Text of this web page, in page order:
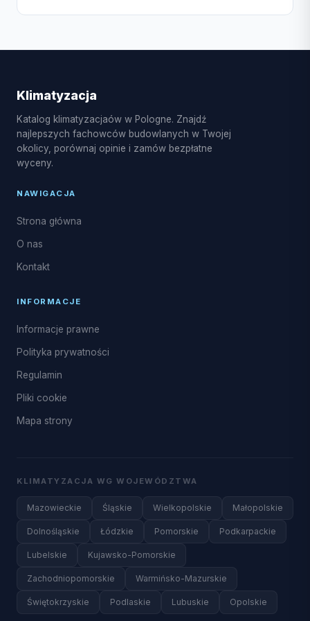
klimatyzacji split, multi-split, pompy ciepła
naprawy układu freonowego oraz uzupełnianie
czynnika R32.
Klimatyzacja
Katalog klimatyzacjaów w Pologne. Znajdź
najlepszych fachowców budowlanych w Twojej
okolicy, porównaj opinie i zamów bezpłatne
wyceny.
NAWIGACJA
Strona główna
O nas
Kontakt
INFORMACJE
Informacje prawne
Polityka prywatności
Regulamin
Pliki cookie
Mapa strony
KLIMATYZACJA WG WOJEWÓDZTWA
Mazowieckie Śląskie Wielkopolskie Małopolskie
Dolnośląskie Łódzkie Pomorskie Podkarpackie
Lubelskie Kujawsko-Pomorskie
Zachodniopomorskie Warmińsko-Mazurskie
Świętokrzyskie Podlaskie Lubuskie Opolskie